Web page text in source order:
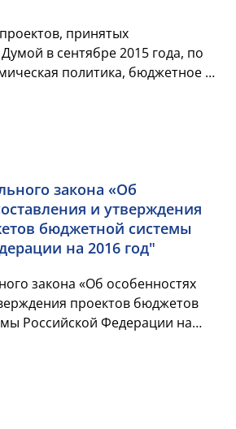
принятых
в сентябре 2015 года, по
политика, бюджетное и
характеристи...
закона «Об
и утверждения
бюджетной системы
на 2016 год"
закона «Об особенностях
проектов бюджетов
Российской Федерации на
Россий...